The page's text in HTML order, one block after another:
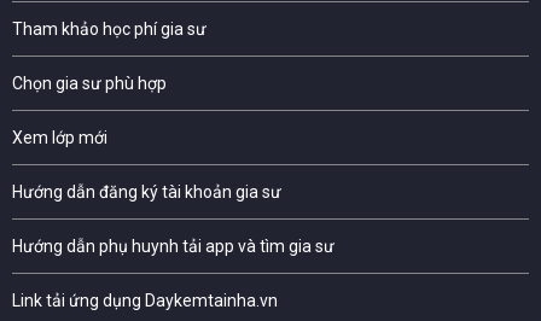
Tham khảo học phí gia sư
Chọn gia sư phù hợp
Xem lớp mới
Hướng dẫn đăng ký tài khoản gia sư
Hướng dẫn phụ huynh tải app và tìm gia sư
Link tải ứng dụng Daykemtainha.vn